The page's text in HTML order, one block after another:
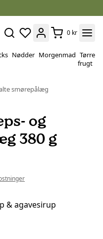
0 kr
Nødder Morgenmad Tørret
frugt
smørepålæg
og
380 g
& agavesirup